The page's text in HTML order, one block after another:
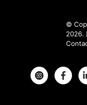
©
2026.
Instagram